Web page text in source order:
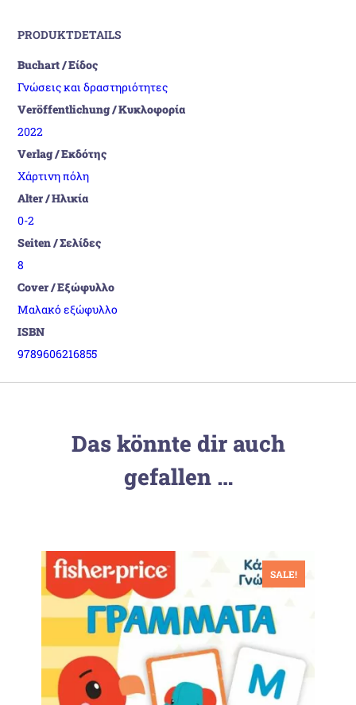
PRODUKTDETAILS
Buchart / Είδος
Γνώσεις και δραστηριότητες
Veröffentlichung / Κυκλοφορία
2022
Verlag / Εκδότης
Χάρτινη πόλη
Alter / Ηλικία
0-2
Seiten / Σελίδες
8
Cover / Εξώφυλλο
Μαλακό εξώφυλλο
ISBN
9789606216855
Das könnte dir auch
gefallen …
SALE!